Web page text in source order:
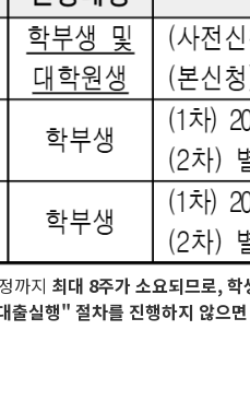
까지 최대 8주가 소요되므로,학
출실행" 절차를 진행하지 않으